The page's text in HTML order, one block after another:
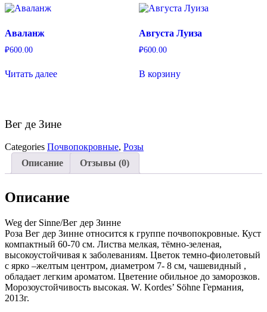
Аваланж
₽600.00
Читать далее
Августа Луиза
₽600.00
В корзину
Вег де Зине
Categories Почвопокровные, Розы
Описание
Отзывы (0)
Описание
Weg der Sinne/Вег дер Зинне
Роза Вег дер Зинне относится к группе почвопокровные. Куст
компактный 60-70 см. Листва мелкая, тёмно-зеленая,
высокоустойчивая к заболеваниям. Цветок темно-фиолетовый
с ярко –желтым центром, диаметром 7- 8 см, чашевидный ,
обладает легким ароматом. Цветение обильное до заморозков.
Морозоустойчивость высокая. W. Kordes’ Söhne Германия,
2013г.